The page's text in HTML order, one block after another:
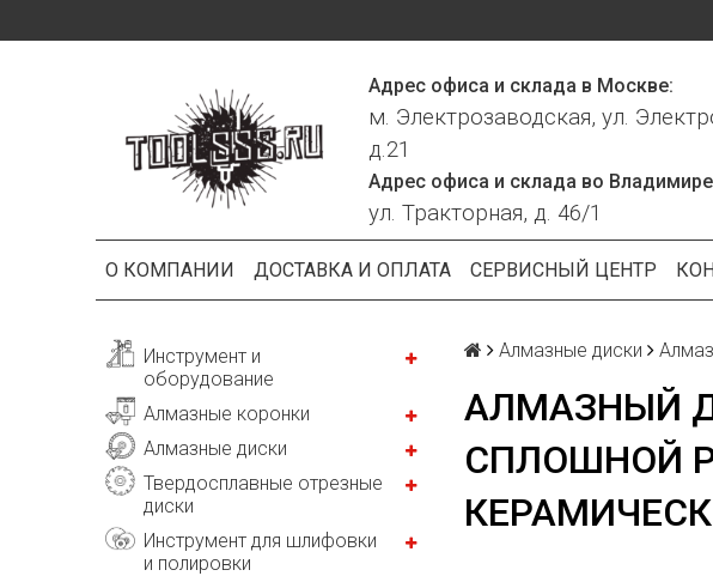
Адрес офиса и склада в Москве:
м. Электрозаводская, ул.
д.21
Адрес офиса и склада во
ул. Тракторная, д. 46/1
О КОМПАНИИ ДОСТАВКА И ОПЛАТА СЕРВИСНЫЙ ЦЕНТР
Инструмент и
оборудование
Алмазные коронки
Алмазные диски
Твердосплавные отрезные
диски
Инструмент для шлифовки
и полировки
Алмазные диски
АЛМАЗНЫЙ
СПЛОШНОЙ